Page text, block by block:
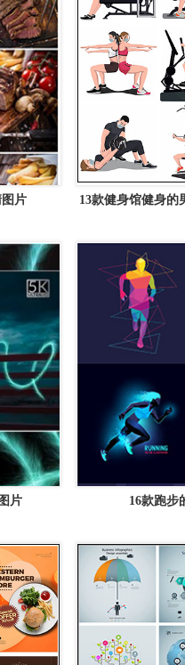
片
13款健身馆健身的
片 16款跑步